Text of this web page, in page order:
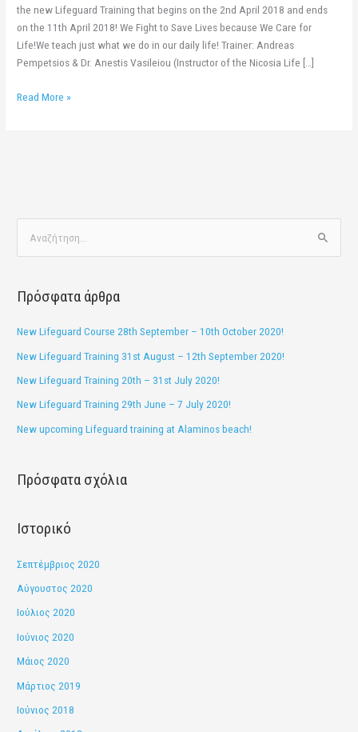
the new Lifeguard Training that begins on the 2nd April 2018 and ends
on the 11th April 2018! We Fight to Save Lives because We Care for
Life!We teach just what we do in our daily life! Trainer: Andreas
Pempetsios & Dr. Anestis Vasileiou (Instructor of the Nicosia Life […]
April
2018
Read More »
ζ
ή
γ
α
Πρόσφατα άρθρα
New Lifeguard Course 28th September – 10th October 2020!
New Lifeguard Training 31st August – 12th September 2020!
New Lifeguard Training 20th – 31st July 2020!
New Lifeguard Training 29th June – 7 July 2020!
New upcoming Lifeguard training at Alaminos beach!
Πρόσφατα σχόλια
Ιστορικό
Σεπτέμβριος 2020
Αύγουστος 2020
Ιούλιος 2020
Ιούνιος 2020
Μάιος 2020
Μάρτιος 2019
Ιούνιος 2018